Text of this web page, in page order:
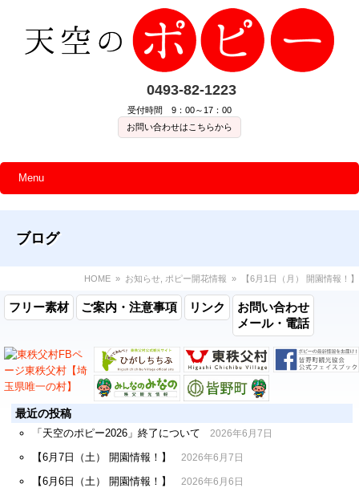
0493-82-1223
受付時間 9：00～17：00
お問い合わせはこちらから
Menu
ブログ
HOME » お知らせ ポピー開花情報 » 【6月1日（月） 開園情報！】
フリー素材 ご案内・注意事項 リンク
お問い合わせ
メール・電話
最近の投稿
「天空のポピー2026」終了について 2026年6月7日
【6月7日（土） 開園情報！】 2026年6月7日
【6月6日（土） 開園情報！】 2026年6月6日